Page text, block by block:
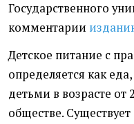
Государственного
комментарии
Детское питание с
определяется как
детьми в возрасте от
обществе.